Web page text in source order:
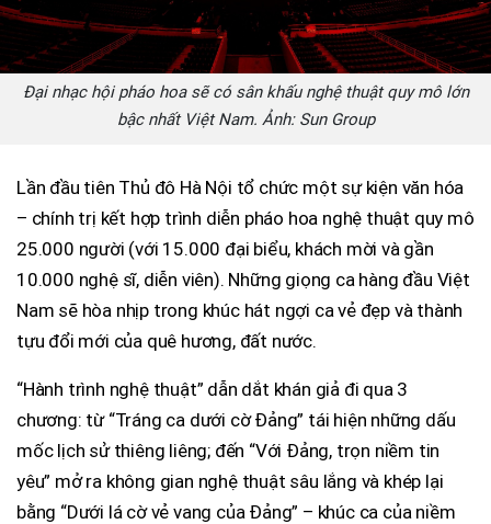
Đại nhạc hội pháo hoa sẽ có sân khấu nghệ thuật quy mô lớn
bậc nhất Việt Nam. Ảnh: Sun Group
Lần đầu tiên Thủ đô Hà Nội tổ chức một sự kiện văn hóa
– chính trị kết hợp trình diễn pháo hoa nghệ thuật quy mô
25.000 người (với 15.000 đại biểu, khách mời và gần
10.000 nghệ sĩ, diễn viên). Những giọng ca hàng đầu Việt
Nam sẽ hòa nhịp trong khúc hát ngợi ca vẻ đẹp và thành
tựu đổi mới của quê hương, đất nước.
“Hành trình nghệ thuật” dẫn dắt khán giả đi qua 3
chương: từ “Tráng ca dưới cờ Đảng” tái hiện những dấu
mốc lịch sử thiêng liêng; đến “Với Đảng, trọn niềm tin
yêu” mở ra không gian nghệ thuật sâu lắng và khép lại
bằng “Dưới lá cờ vẻ vang của Đảng” – khúc ca của niềm